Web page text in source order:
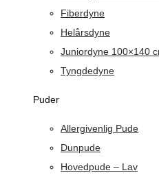
Fiberdyne
Helårsdyne
Juniordyne 100×140
Tyngdedyne
Puder
Allergivenlig Pude
Dunpude
Hovedpude – Lav